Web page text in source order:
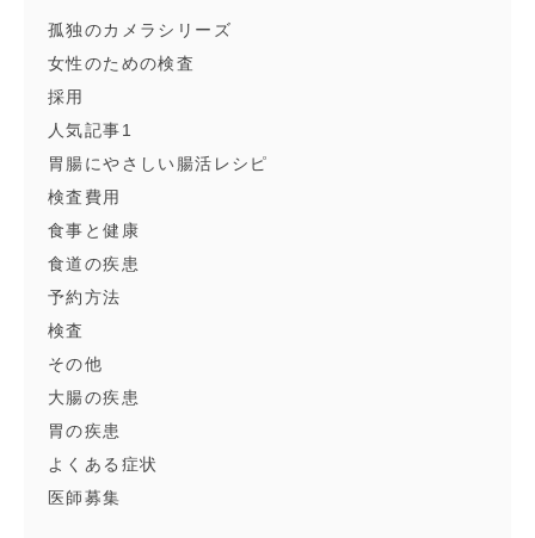
孤独のカメラシリーズ
女性のための検査
採用
人気記事1
胃腸にやさしい腸活レシピ
検査費用
食事と健康
食道の疾患
予約方法
検査
その他
大腸の疾患
胃の疾患
よくある症状
医師募集